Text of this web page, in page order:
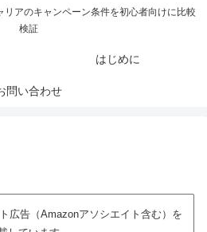
リアのキャンペーン条件を初心者向けに比較
検証
はじめに
問い合わせ
広告（Amazonアソシエイト含む）を